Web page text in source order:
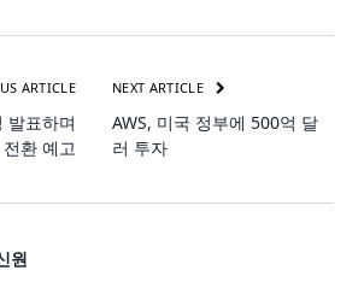
ARTICLE
발표하며
환 예고
NEXT ARTICLE
AWS, 미국 정부에 500억 달
러 투자
원